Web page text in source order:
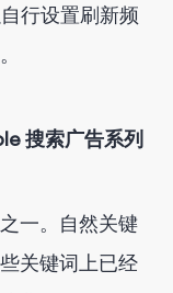
行设置刷新频
搜索广告系列
一。自然关键
关键词上已经